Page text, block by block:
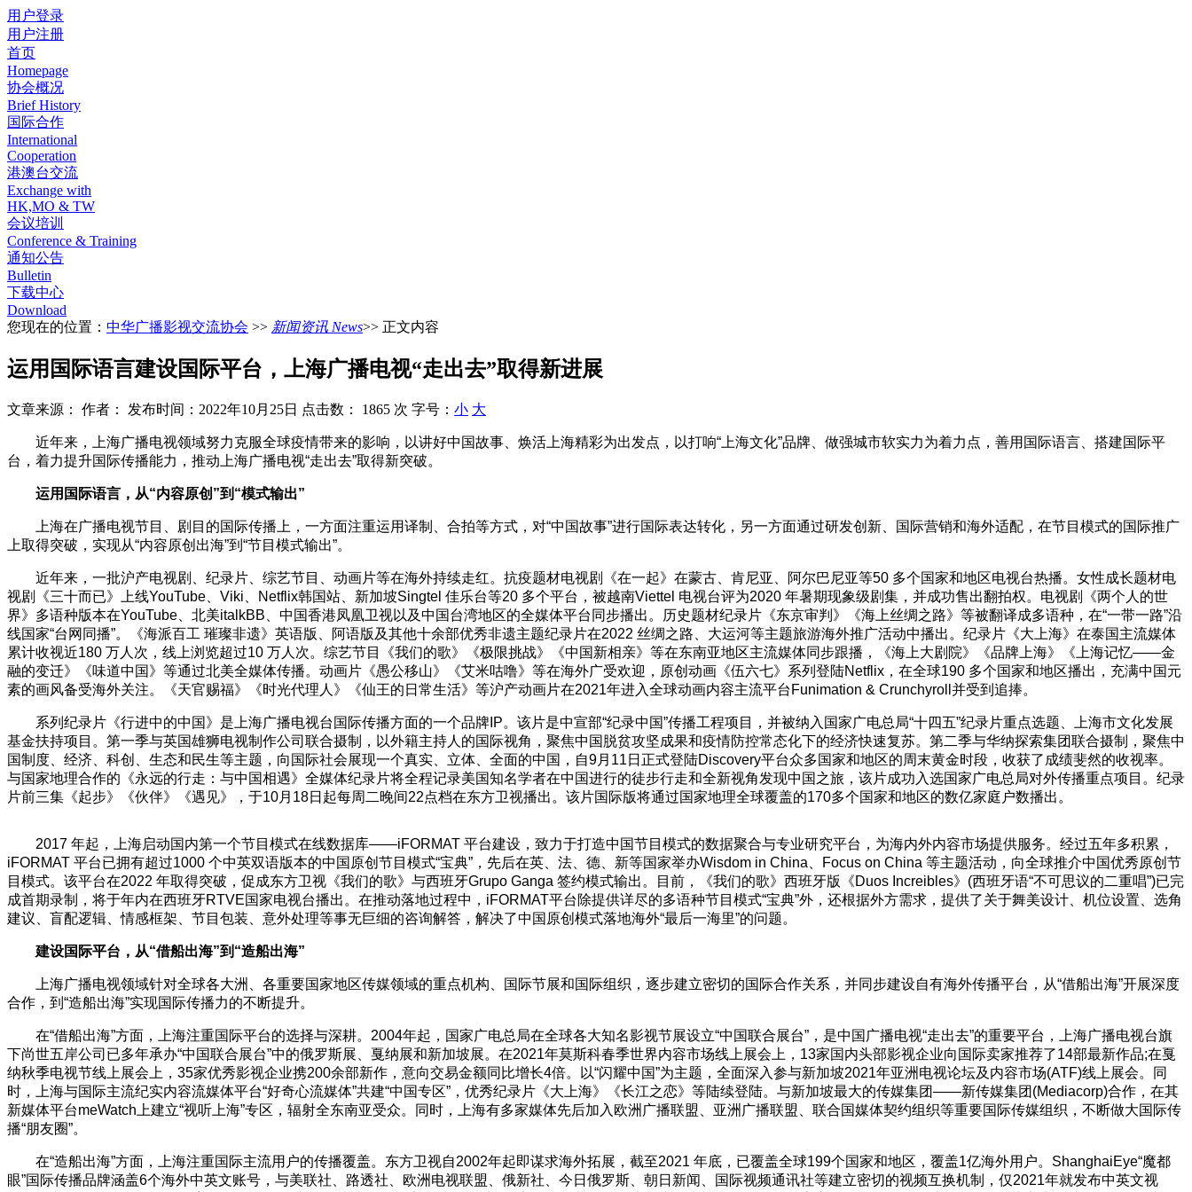
用户登录
用户注册
首页
Homepage
协会概况
Brief History
国际合作
International
Cooperation
港澳台交流
Exchange with
HK,MO & TW
会议培训
Conference & Training
通知公告
Bulletin
下载中心
Download
您现在的位置： 中华广播影视交流协会 >> 新闻资讯 News>> 正文内容
运用国际语言建设国际平台，上海广播电视“走出去”取得新进展
文章来源： 作者： 发布时间：2022年10月25日 点击数： 1865 次 字号： 小 大
近年来，上海广播电视领域努力克服全球疫情带来的影响，以讲好中国故事、焕活上海精彩为出发点，以打响“上海文化”品牌、做强城市软实力为着力点，善用国际语言、搭建国际平
台，着力提升国际传播能力，推动上海广播电视“走出去”取得新突破。
运用国际语言，从“内容原创”到“模式输出”
上海在广播电视节目、剧目的国际传播上，一方面注重运用译制、合拍等方式，对“中国故事”进行国际表达转化，另一方面通过研发创新、国际营销和海外适配，在节目模式的国际推广
上取得突破，实现从“内容原创出海”到“节目模式输出”。
近年来，一批沪产电视剧、纪录片、综艺节目、动画片等在海外持续走红。抗疫题材电视剧《在一起》在蒙古、肯尼亚、阿尔巴尼亚等50 多个国家和地区电视台热播。女性成长题材电
视剧《三十而已》上线YouTube、Viki、Netflix韩国站、新加坡Singtel 佳乐台等20 多个平台，被越南Viettel 电视台评为2020 年暑期现象级剧集，并成功售出翻拍权。电视剧《两个人的世
界》多语种版本在YouTube、北美italkBB、中国香港凤凰卫视以及中国台湾地区的全媒体平台同步播出。历史题材纪录片《东京审判》《海上丝绸之路》等被翻译成多语种，在“一带一路”沿
线国家“台网同播”。《海派百工 璀璨非遗》英语版、阿语版及其他十余部优秀非遗主题纪录片在2022 丝绸之路、大运河等主题旅游海外推广活动中播出。纪录片《大上海》在泰国主流媒体
累计收视近180 万人次，线上浏览超过10 万人次。综艺节目《我们的歌》《极限挑战》《中国新相亲》等在东南亚地区主流媒体同步跟播，《海上大剧院》《品牌上海》《上海记忆——金
融的变迁》《味道中国》等通过北美全媒体传播。动画片《愚公移山》《艾米咕噜》等在海外广受欢迎，原创动画《伍六七》系列登陆Netflix，在全球190 多个国家和地区播出，充满中国元
素的画风备受海外关注。《天官赐福》《时光代理人》《仙王的日常生活》等沪产动画片在2021年进入全球动画内容主流平台Funimation & Crunchyroll并受到追捧。
系列纪录片《行进中的中国》是上海广播电视台国际传播方面的一个品牌IP。该片是中宣部“纪录中国”传播工程项目，并被纳入国家广电总局“十四五”纪录片重点选题、上海市文化发展
基金扶持项目。第一季与英国雄狮电视制作公司联合摄制，以外籍主持人的国际视角，聚焦中国脱贫攻坚成果和疫情防控常态化下的经济快速复苏。第二季与华纳探索集团联合摄制，聚焦中
国制度、经济、科创、生态和民生等主题，向国际社会展现一个真实、立体、全面的中国，自9月11日正式登陆Discovery平台众多国家和地区的周末黄金时段，收获了成绩斐然的收视率。
与国家地理合作的《永远的行走：与中国相遇》全媒体纪录片将全程记录美国知名学者在中国进行的徒步行走和全新视角发现中国之旅，该片成功入选国家广电总局对外传播重点项目。纪录
片前三集《起步》《伙伴》《遇见》，于10月18日起每周二晚间22点档在东方卫视播出。该片国际版将通过国家地理全球覆盖的170多个国家和地区的数亿家庭户数播出。
2017 年起，上海启动国内第一个节目模式在线数据库——iFORMAT 平台建设，致力于打造中国节目模式的数据聚合与专业研究平台，为海内外内容市场提供服务。经过五年多积累，
iFORMAT 平台已拥有超过1000 个中英双语版本的中国原创节目模式“宝典”，先后在英、法、德、新等国家举办Wisdom in China、Focus on China 等主题活动，向全球推介中国优秀原创节
目模式。该平台在2022 年取得突破，促成东方卫视《我们的歌》与西班牙Grupo Ganga 签约模式输出。目前，《我们的歌》西班牙版《Duos Increibles》(西班牙语“不可思议的二重唱”)已完
成首期录制，将于年内在西班牙RTVE国家电视台播出。在推动落地过程中，iFORMAT平台除提供详尽的多语种节目模式“宝典”外，还根据外方需求，提供了关于舞美设计、机位设置、选角
建议、盲配逻辑、情感框架、节目包装、意外处理等事无巨细的咨询解答，解决了中国原创模式落地海外“最后一海里”的问题。
建设国际平台，从“借船出海”到“造船出海”
上海广播电视领域针对全球各大洲、各重要国家地区传媒领域的重点机构、国际节展和国际组织，逐步建立密切的国际合作关系，并同步建设自有海外传播平台，从“借船出海”开展深度
合作，到“造船出海”实现国际传播力的不断提升。
在“借船出海”方面，上海注重国际平台的选择与深耕。2004年起，国家广电总局在全球各大知名影视节展设立“中国联合展台”，是中国广播电视“走出去”的重要平台，上海广播电视台旗
下尚世五岸公司已多年承办“中国联合展台”中的俄罗斯展、戛纳展和新加坡展。在2021年莫斯科春季世界内容市场线上展会上，13家国内头部影视企业向国际卖家推荐了14部最新作品;在戛
纳秋季电视节线上展会上，35家优秀影视企业携200余部新作，意向交易金额同比增长4倍。以“闪耀中国”为主题，全面深入参与新加坡2021年亚洲电视论坛及内容市场(ATF)线上展会。同
时，上海与国际主流纪实内容流媒体平台“好奇心流媒体”共建“中国专区”，优秀纪录片《大上海》《长江之恋》等陆续登陆。与新加坡最大的传媒集团——新传媒集团(Mediacorp)合作，在其
新媒体平台meWatch上建立“视听上海”专区，辐射全东南亚受众。同时，上海有多家媒体先后加入欧洲广播联盟、亚洲广播联盟、联合国媒体契约组织等重要国际传媒组织，不断做大国际传
播“朋友圈”。
在“造船出海”方面，上海注重国际主流用户的传播覆盖。东方卫视自2002年起即谋求海外拓展，截至2021 年底，已覆盖全球199个国家和地区，覆盖1亿海外用户。ShanghaiEye“魔都
眼”国际传播品牌涵盖6个海外中英文账号，与美联社、路透社、欧洲电视联盟、俄新社、今日俄罗斯、朝日新闻、国际视频通讯社等建立密切的视频互换机制，仅2021年就发布中英文视